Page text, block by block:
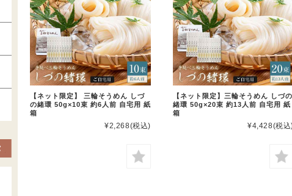
【ネット限定】 三輪そうめん しづ
の緒環 50g×10束 約6人前 自宅用 紙
箱
¥2,268(税込)
【ネット限定】三輪そうめん しづの
緒環 50g×20束 約13人前 自宅用 紙
箱
¥4,428(税込